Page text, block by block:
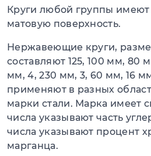
Круги любой группы
матовую поверхность.
Нержавеющие круги,
составляют 125, 100 мм, 80
мм, 4, 230 мм, 3, 60 мм, 16
применяют в разных
марки стали. Марка имеет
числа указывают часть
числа указывают процент
марганца.